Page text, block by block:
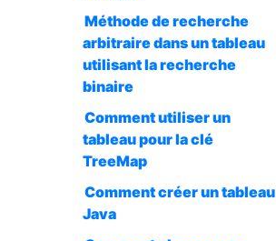
Méthode de recherche
arbitraire dans un tableau
utilisant la recherche
binaire
Comment utiliser un
tableau pour la clé
TreeMap
Comment créer un tableau
Java